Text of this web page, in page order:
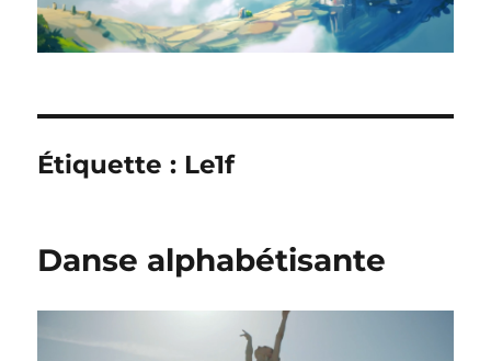
Étiquette : Le1f
Danse alphabétisante